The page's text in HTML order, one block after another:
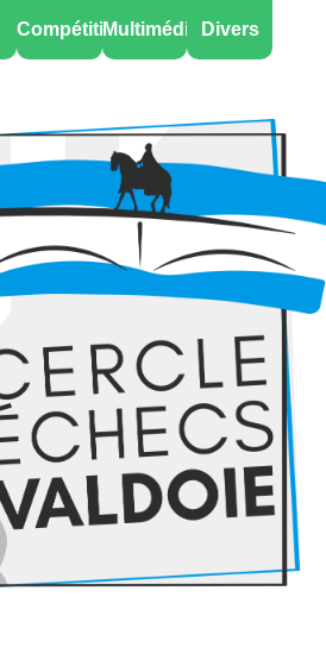
CompétitionsMultimédia Divers